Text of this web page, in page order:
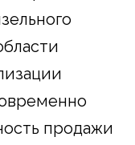
продажи